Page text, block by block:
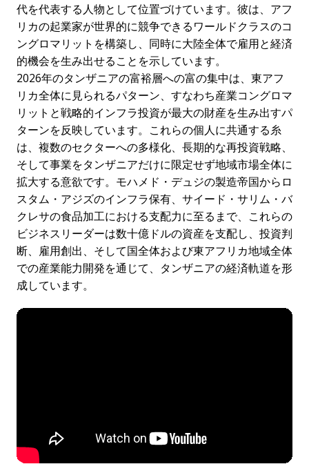
代を代表する人物として位置づけています。彼は、アフ
リカの起業家が世界的に競争できるワールドクラスのコ
ングロマリットを構築し、同時に大陸全体で雇用と経済
的機会を生み出せることを示しています。
2026年のタンザニアの富裕層への富の集中は、東アフ
リカ全体に見られるパターン、すなわち産業コングロマ
リットと戦略的インフラ投資が最大の財産を生み出すパ
ターンを反映しています。これらの個人に共通する糸
は、複数のセクターへの多様化、長期的な再投資戦略、
そして事業をタンザニアだけに限定せず地域市場全体に
拡大する意欲です。モハメド・デュジの製造帝国からロ
スタム・アジズのインフラ保有、サイード・サリム・バ
クレサの食品加工における支配力に至るまで、これらの
ビジネスリーダーは数十億ドルの資産を支配し、投資判
断、雇用創出、そして国全体および東アフリカ地域全体
での産業能力開発を通じて、タンザニアの経済軌道を形
成しています。